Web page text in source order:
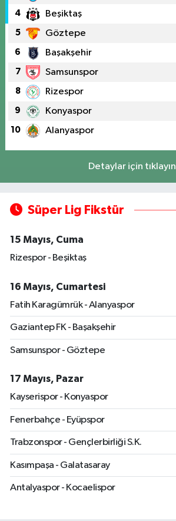
4 Beşiktaş
5 Göztepe
6 Başakşehir
7 Samsunspor
8 Rizespor
9 Konyaspor
10 Alanyaspor
Detaylar için tıklayın
Süper Lig Fikstür
15 Mayıs, Cuma
Rizespor - Beşiktaş
16 Mayıs, Cumartesi
Fatih Karagümrük - Alanyaspor
Gaziantep FK - Başakşehir
Samsunspor - Göztepe
17 Mayıs, Pazar
Kayserispor - Konyaspor
Fenerbahçe - Eyüpspor
Trabzonspor - Gençlerbirliği S.K.
Kasımpaşa - Galatasaray
Antalyaspor - Kocaelispor